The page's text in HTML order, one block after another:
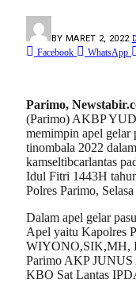
BY MARET 2, 2022
Facebook WhatsApp
Parimo,
(Parimo) AKBP
memimpin apel gelar
tinombala 2022
kamseltibcarlantas
Idul Fitri 1443H
Polres Parimo,
Dalam apel gelar
Apel yaitu Kapolres
WIYONO,SIK,MH,
Parimo AKP
KBO Sat Lantas